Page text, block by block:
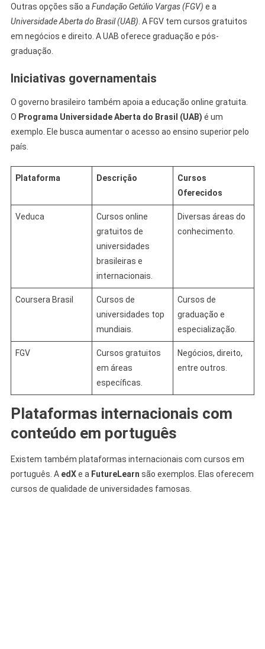
Outras opções são aFundação Getúlio Vargas (FGV) e a
Universidade Aberta do Brasil (UAB). A FGV tem cursos gratuitos
em negócios e direito. A UAB oferece graduação e pós-
graduação.
Iniciativas governamentais
O governo brasileiro também apoia a educação online gratuita.
O Programa Universidade Aberta do Brasil (UAB) é um
exemplo. Ele busca aumentar o acesso ao ensino superior pelo
país.
Plataforma Descrição
Cursos
Oferecidos
Veduca
Cursos online
gratuitos de
universidades
brasileiras e
internacionais.
Diversas áreas do
conhecimento.
Coursera Brasil
Cursos de
universidades top
mundiais.
Cursos de
graduação e
especialização.
FGV
Cursos gratuitos
em áreas
específicas.
Negócios, direito,
entre outros.
Plataformas internacionais com
conteúdo em português
Existem também plataformas internacionais com cursos em
português. A edXe a FutureLearn são exemplos. Elas oferecem
cursos de qualidade de universidades famosas.